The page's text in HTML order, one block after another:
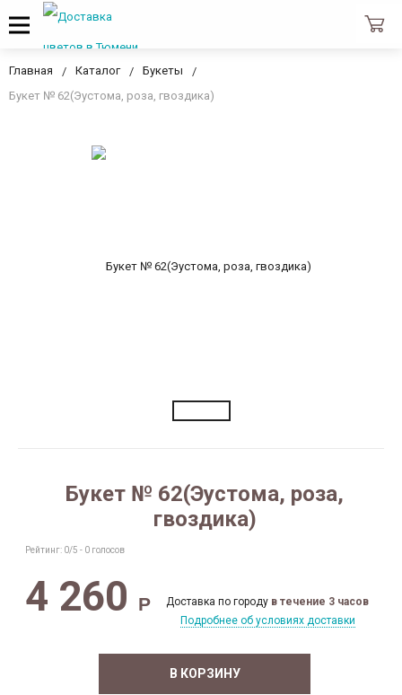
Главная Каталог
Букеты
Букет № 62(Эустома, роза, гвоздика)
Букет № 62(Эустома, роза,
гвоздика)
Рейтинг: 0/5 - 0 голосов
4 260 Р Доставка по городу в течение 3 часов
Подробнее об условиях доставки
В КОРЗИНУ